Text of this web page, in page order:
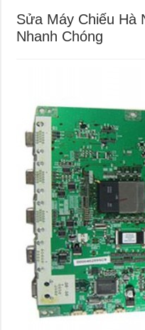
Sửa Máy Chiếu Hà
Nhanh Chóng